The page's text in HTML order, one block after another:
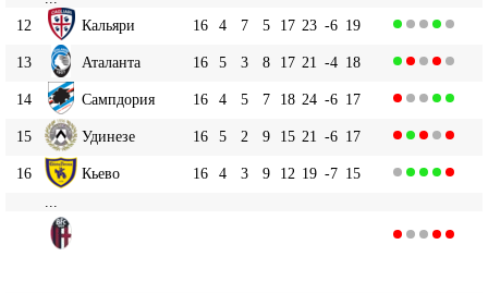
12
Кальяри 16 4 7 5 17 23 -6 19
13 Аталанта 16 5 3 8 17 21 -4 18
14 Сампдория 16 4 5 7 18 24 -6 17
15 Удинезе 16 5 2 9 15 21 -6 17
16 Кьево 16 4 3 9 12 19 -7 15